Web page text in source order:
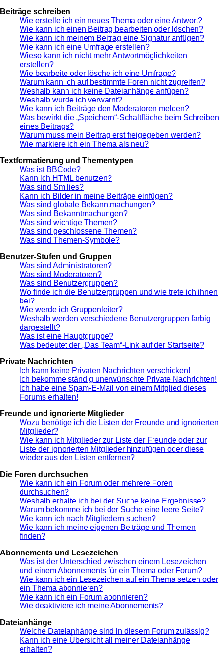
Beiträge schreiben
Wie erstelle ich ein neues Thema oder eine Antwort?
Wie kann ich einen Beitrag bearbeiten oder löschen?
Wie kann ich meinem Beitrag eine Signatur anfügen?
Wie kann ich eine Umfrage erstellen?
Wieso kann ich nicht mehr Antwortmöglichkeiten
erstellen?
Wie bearbeite oder lösche ich eine Umfrage?
Warum kann ich auf bestimmte Foren nicht zugreifen?
Weshalb kann ich keine Dateianhänge anfügen?
Weshalb wurde ich verwarnt?
Wie kann ich Beiträge den Moderatoren melden?
Was bewirkt die „Speichern“-Schaltfläche beim Schreiben
eines Beitrags?
Warum muss mein Beitrag erst freigegeben werden?
Wie markiere ich ein Thema als neu?
Textformatierung und Thementypen
Was ist BBCode?
Kann ich HTML benutzen?
Was sind Smilies?
Kann ich Bilder in meine Beiträge einfügen?
Was sind globale Bekanntmachungen?
Was sind Bekanntmachungen?
Was sind wichtige Themen?
Was sind geschlossene Themen?
Was sind Themen-Symbole?
Benutzer-Stufen und Gruppen
Was sind Administratoren?
Was sind Moderatoren?
Was sind Benutzergruppen?
Wo finde ich die Benutzergruppen und wie trete ich ihnen
bei?
Wie werde ich Gruppenleiter?
Weshalb werden verschiedene Benutzergruppen farbig
dargestellt?
Was ist eine Hauptgruppe?
Was bedeutet der „Das Team“-Link auf der Startseite?
Private Nachrichten
Ich kann keine Privaten Nachrichten verschicken!
Ich bekomme ständig unerwünschte Private Nachrichten!
Ich habe eine Spam-E-Mail von einem Mitglied dieses
Forums erhalten!
Freunde und ignorierte Mitglieder
Wozu benötige ich die Listen der Freunde und ignorierten
Mitglieder?
Wie kann ich Mitglieder zur Liste der Freunde oder zur
Liste der ignorierten Mitglieder hinzufügen oder diese
wieder aus den Listen entfernen?
Die Foren durchsuchen
Wie kann ich ein Forum oder mehrere Foren
durchsuchen?
Weshalb erhalte ich bei der Suche keine Ergebnisse?
Warum bekomme ich bei der Suche eine leere Seite?
Wie kann ich nach Mitgliedern suchen?
Wie kann ich meine eigenen Beiträge und Themen
finden?
Abonnements und Lesezeichen
Was ist der Unterschied zwischen einem Lesezeichen
und einem Abonnements für ein Thema oder Forum?
Wie kann ich ein Lesezeichen auf ein Thema setzen oder
ein Thema abonnieren?
Wie kann ich ein Forum abonnieren?
Wie deaktiviere ich meine Abonnements?
Dateianhänge
Welche Dateianhänge sind in diesem Forum zulässig?
Kann ich eine Übersicht all meiner Dateianhänge
erhalten?